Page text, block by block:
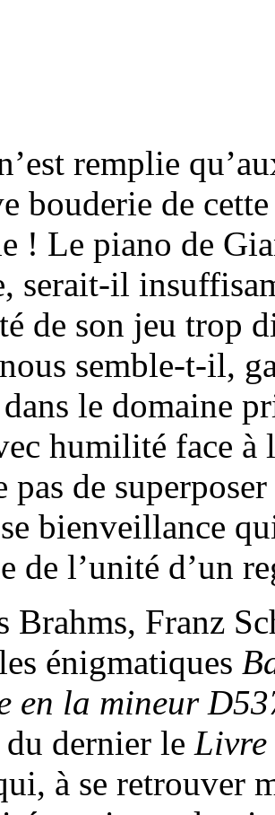
remplie
bouderie de
! Le piano de
serait-il
de son jeu trop
semble-t-il,
le domaine
humilité face à
pas de
bienveillance
de l’unité d’un
Brahms, Franz
énigmatiques
en la mineur
dernier le
à se retrouver